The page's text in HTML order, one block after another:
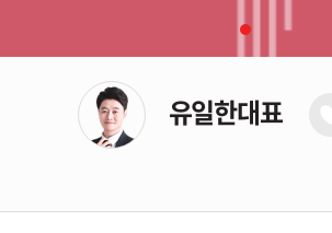
종목도 타이밍이
승패를 가릅니다.
타이밍을 매일
유일한대표